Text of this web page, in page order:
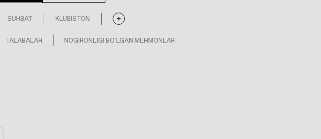
SUHBAT KLUBISTON
TALABALAR NOGIRONLIGI BO'LGAN MEHMONLAR